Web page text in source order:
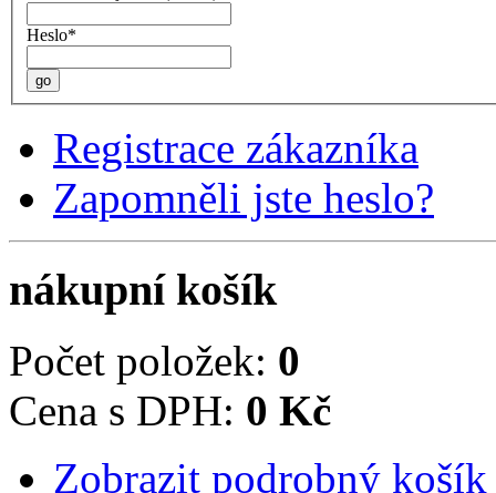
Heslo*
go
Registrace zákazníka
Zapomněli jste heslo?
nákupní košík
Počet položek: 0
Cena s DPH: 0 Kč
Zobrazit podrobný košík